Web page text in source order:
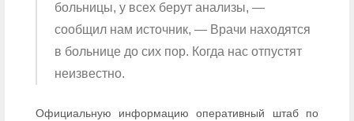
больницы, у всех берут анализы, —
сообщил нам источник, — Врачи находятся
в больнице до сих пор. Когда нас отпустят
неизвестно.
Официальную информацию оперативный штаб по